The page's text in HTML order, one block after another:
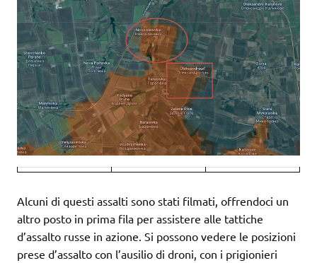
Alcuni di questi assalti sono stati filmati, offrendoci un
altro posto in prima fila per assistere alle tattiche
d’assalto russe in azione. Si possono vedere le posizioni
prese d’assalto con l’ausilio di droni, con i prigionieri